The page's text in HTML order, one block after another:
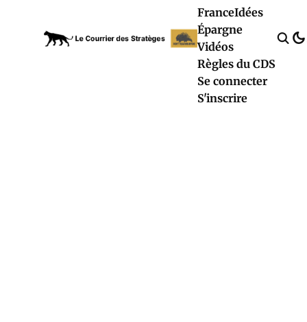
FranceIdées
Épargne
Vidéos
Règles du CDS
Se connecter
S'inscrire